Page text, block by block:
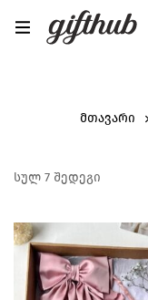
მთავარი
სულ 7 შედეგი